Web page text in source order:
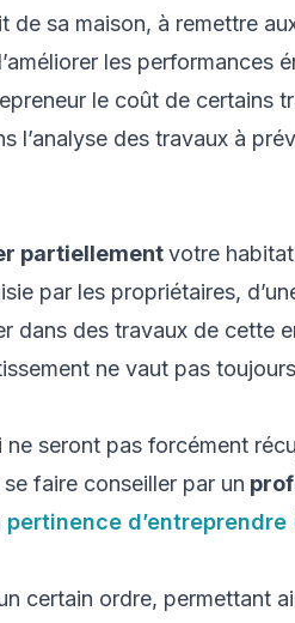
de sa maison, à remettre
les performances
le coût de certains
l’analyse des travaux à
partiellementvotre
par les propriétaires,
dans des travaux de cette
ne vaut pas
seront pas forcément
faire conseiller par un
pertinence d’entreprendre
certain ordre, permettant